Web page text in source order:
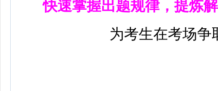
快速掌握出题规律，提炼
为考生在考场争